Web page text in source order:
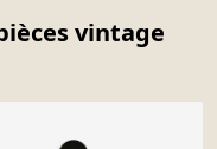
vintage